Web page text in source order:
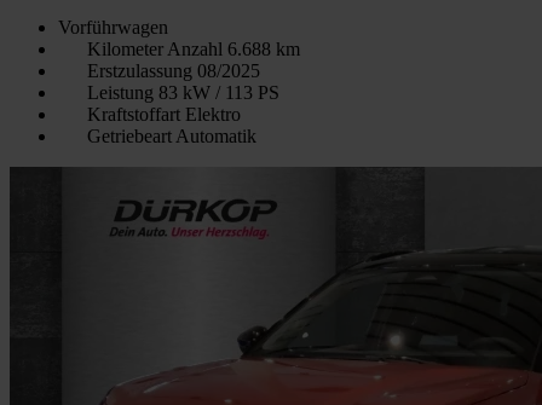
Vorführwagen
Kilometer Anzahl 6.688 km
Erstzulassung 08/2025
Leistung 83 kW / 113 PS
Kraftstoffart Elektro
Getriebeart Automatik